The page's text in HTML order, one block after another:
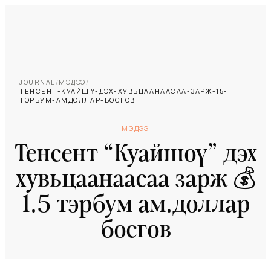
JOURNAL /МЭДЭЭ /
ТЕНСЕНТ-КУАЙШӨҮ-ДЭХ-ХУВЬЦААНААСАА-ЗАРЖ-15-
ТЭРБУМ-АМДОЛЛАР-БОСГОВ
МЭДЭЭ
Тенсент “Куайшөү” дэх
хувьцаанаасаа зарж 💰
1.5 тэрбум ам.доллар
босгов